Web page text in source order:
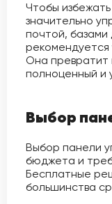
Чтобы
значительно
почтой, базами
рекомендуется
Она превратит
полноценный и
Выбор
Выбор панели
бюджета и
Бесплатные
большинства